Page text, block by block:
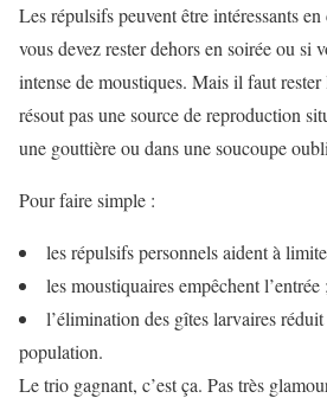
Les répulsifs peuvent être intéressants
vous devez rester dehors en soirée ou si
intense de moustiques. Mais il faut
résout pas une source de reproduction
une gouttière ou dans une soucoupe
Pour faire simple :
les répulsifs personnels aident à
les moustiquaires empêchent l’entrée ;
l’élimination des gîtes larvaires
population.
Le trio gagnant, c’est ça. Pas très